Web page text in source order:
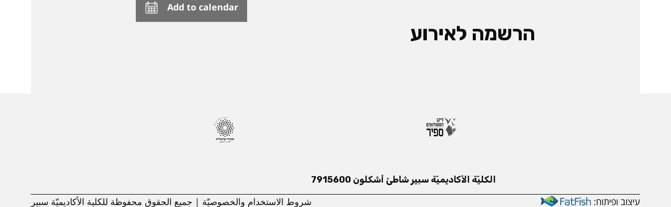
Add to calendar
הרשמה לאירוע
الكليّة الأكاديميّة سبير شاطئ أشكلون 7915600
עיצוב ופיתוח: شروط الاستخدام والخصوصيّة | جميع الحقوق محفوظة للكلية الأكاديميّة سبير